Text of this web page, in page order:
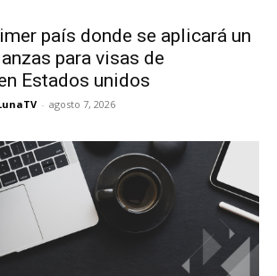
país donde se aplicará un
para visas de
Estados unidos
- agosto 7, 2026